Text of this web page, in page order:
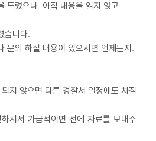
드렸으나 아직 내용을 읽지 않고
습니다.
문의 하실 내용이 있으시면 언제든지.
지 않으면 다른 경찰서 일정에도 차질
셔서 가급적이면 전에 자료를 보내주